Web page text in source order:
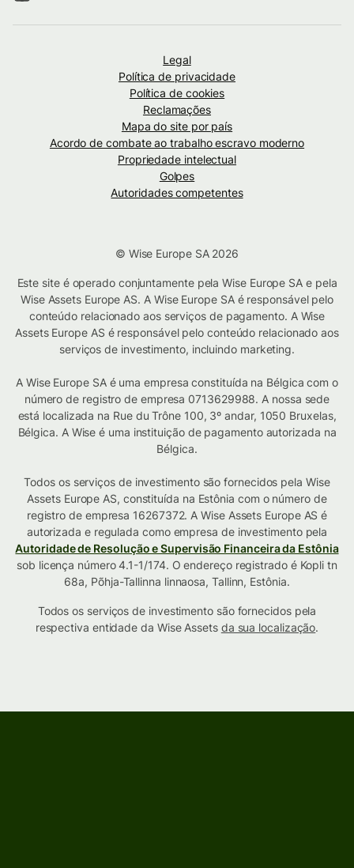
Legal
Política de privacidade
Política de cookies
Reclamações
Mapa do site por país
Acordo de combate ao trabalho escravo moderno
Propriedade intelectual
Golpes
Autoridades competentes
© Wise Europe SA 2026
Este site é operado conjuntamente pela Wise Europe SA e pela
Wise Assets Europe AS. A Wise Europe SA é responsável pelo
conteúdo relacionado aos serviços de pagamento. A Wise
Assets Europe AS é responsável pelo conteúdo relacionado aos
serviços de investimento, incluindo marketing.
A Wise Europe SA é uma empresa constituída na Bélgica com o
número de registro de empresa 0713629988. A nossa sede
está localizada na Rue du Trône 100, 3º andar, 1050 Bruxelas,
Bélgica. A Wise é uma instituição de pagamento autorizada na
Bélgica.
Todos os serviços de investimento são fornecidos pela Wise
Assets Europe AS, constituída na Estônia com o número de
registro de empresa 16267372. A Wise Assets Europe AS é
autorizada e regulada como empresa de investimento pela
Autoridade de Resolução e Supervisão Financeira da Estônia
sob licença número 4.1-1/174. O endereço registrado é Kopli tn
68a, Põhja-Tallinna linnaosa, Tallinn, Estônia.
Todos os serviços de investimento são fornecidos pela
respectiva entidade da Wise Assets da sua localização.